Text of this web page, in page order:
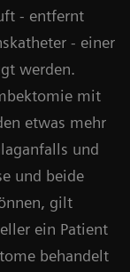
- entfernt
- einer
werden.
mit
etwas mehr
und
und beide
gilt
ein Patient
behandelt